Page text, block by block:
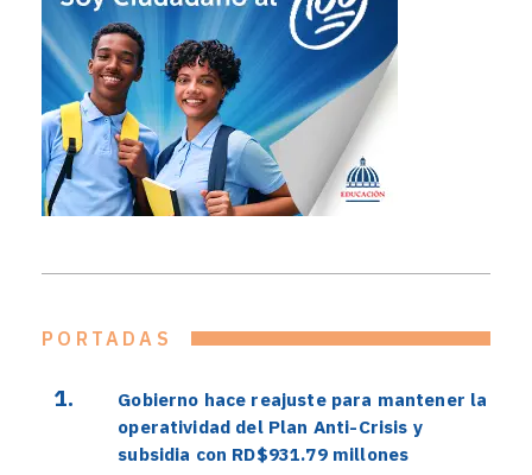
PORTADAS
Gobierno hace reajuste para mantener la
operatividad del Plan Anti-Crisis y
subsidia con RD$931.79 millones